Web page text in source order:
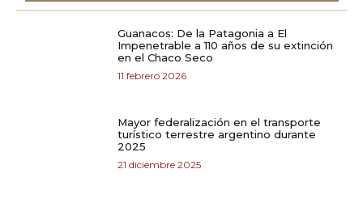
Guanacos: De la Patagonia a El
Impenetrable a 110 años de su extinción
en el Chaco Seco
11 febrero 2026
Mayor federalización en el transporte
turístico terrestre argentino durante
2025
21 diciembre 2025